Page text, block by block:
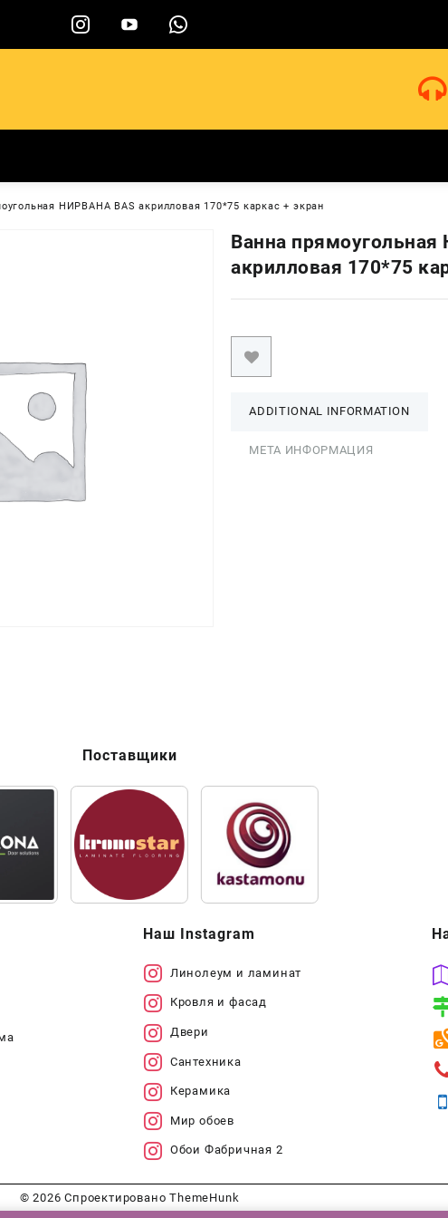
НИРВАНА BAS акрилловая 170*75 каркас + экран
Ванна
акрилловая 170*75
ADDITIONAL INFORMATION
МЕТА ИНФОРМАЦИЯ
Поставщики
Наш Instagram
Линолеум и ламинат
Кровля и фасад
Двери
Сантехника
Керамика
Мир обоев
Обои Фабричная 2
© 2026Спроектировано ThemeHunk